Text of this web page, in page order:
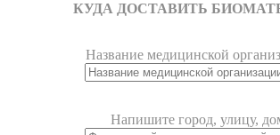
КУДА ДОСТАВИТЬ
Название медицинской
Напишите город, улицу,